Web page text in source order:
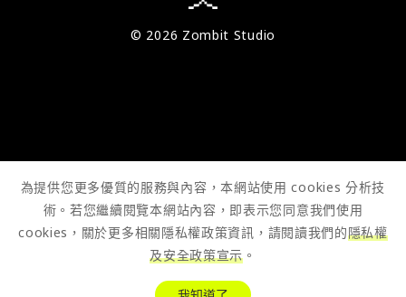
© 2026 Zombit Studio
為提供您更多優質的服務與內容，本網站使用 cookies 分析技
術。若您繼續閱覽本網站內容，即表示您同意我們使用
cookies，關於更多相關隱私權政策資訊，請閱讀我們的隱私權
及安全政策宣示 。